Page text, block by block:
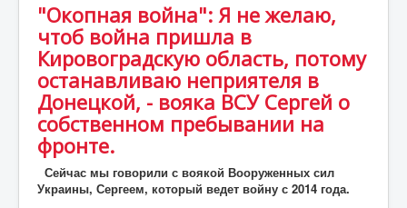
"Окопная война": Я не желаю,
чтоб война пришла в
Кировоградскую область, потому
останавливаю неприятеля в
Донецкой, - вояка ВСУ Сергей о
собственном пребывании на
фронте.
Сейчас мы говорили с воякой Вооруженных сил
Украины, Сергеем, который ведет войну с 2014 года.